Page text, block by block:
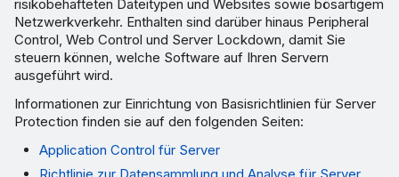
한국어
Português
risikobehafteten Dateitypen und Websites sowie bösartigem
Netzwerkverkehr. Enthalten sind darüber hinaus Peripheral
Control, Web Control und Server Lockdown, damit Sie
steuern können, welche Software auf Ihren Servern
ausgeführt wird.
Informationen zur Einrichtung von Basisrichtlinien für Server
Protection finden sie auf den folgenden Seiten:
Application Control für Server